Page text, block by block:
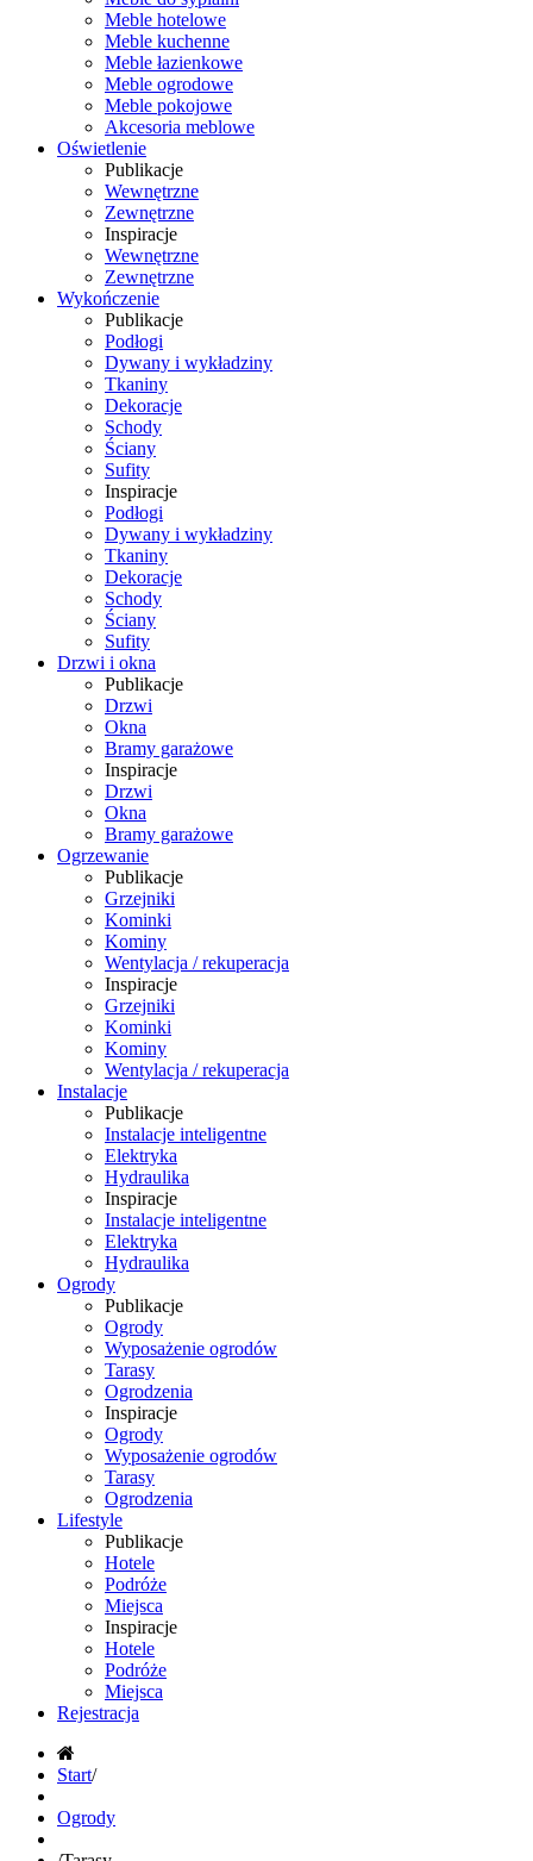
Meble hotelowe
Meble kuchenne
Meble łazienkowe
Meble ogrodowe
Meble pokojowe
Akcesoria meblowe
Oświetlenie
Publikacje
Wewnętrzne
Zewnętrzne
Inspiracje
Wewnętrzne
Zewnętrzne
Wykończenie
Publikacje
Podłogi
Dywany i wykładziny
Tkaniny
Dekoracje
Schody
Ściany
Sufity
Inspiracje
Podłogi
Dywany i wykładziny
Tkaniny
Dekoracje
Schody
Ściany
Sufity
Drzwi i okna
Publikacje
Drzwi
Okna
Bramy garażowe
Inspiracje
Drzwi
Okna
Bramy garażowe
Ogrzewanie
Publikacje
Grzejniki
Kominki
Kominy
Wentylacja / rekuperacja
Inspiracje
Grzejniki
Kominki
Kominy
Wentylacja / rekuperacja
Instalacje
Publikacje
Instalacje inteligentne
Elektryka
Hydraulika
Inspiracje
Instalacje inteligentne
Elektryka
Hydraulika
Ogrody
Publikacje
Ogrody
Wyposażenie ogrodów
Tarasy
Ogrodzenia
Inspiracje
Ogrody
Wyposażenie ogrodów
Tarasy
Ogrodzenia
Lifestyle
Publikacje
Hotele
Podróże
Miejsca
Inspiracje
Hotele
Podróże
Miejsca
Rejestracja
Start/
Ogrody